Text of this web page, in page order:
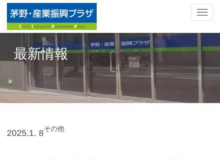
ナ
ビ
ゲ
シ
ン
切
替
最新情報
2025.1. 8その他